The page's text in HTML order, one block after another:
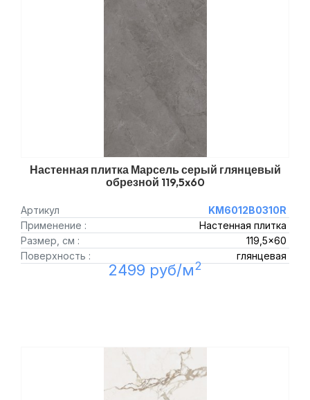
Настенная плитка Марсель серый глянцевый
обрезной 119,5x60
Артикул
KM6012B0310R
Применение :
Настенная плитка
Размер, см :
119,5x60
Поверхность :
глянцевая
2499 руб/м2